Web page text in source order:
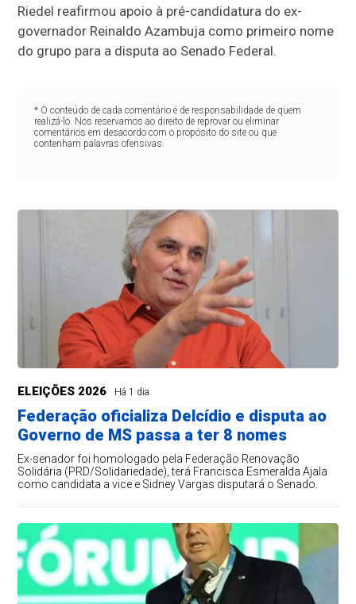
Riedel reafirmou apoio à pré-candidatura do ex-
governador Reinaldo Azambuja como primeiro nome
do grupo para a disputa ao Senado Federal.
* O conteúdo de cada comentário é de responsabilidade de quem
realizá-lo. Nos reservamos ao direito de reprovar ou eliminar
comentários em desacordo com o propósito do site ou que
contenham palavras ofensivas.
ELEIÇÕES 2026 Há 1 dia
Federação oficializa Delcídio e disputa ao
Governo de MS passa a ter 8 nomes
Ex-senador foi homologado pela Federação Renovação
Solidária (PRD/Solidariedade), terá Francisca Esmeralda Ajala
como candidata a vice e Sidney Vargas disputará o Senado.